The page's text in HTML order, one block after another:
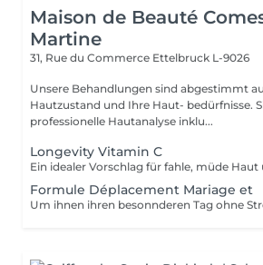
Maison de Beauté
Martine
31, Rue du Commerce Ettelbruck L-9026
Unsere Behandlungen sind abgestimmt
Hautzustand und Ihre Haut- bedürfnisse.
professionelle Hautanalyse inklu...
Longevity Vitamin C
Formule Déplacement Mariage et